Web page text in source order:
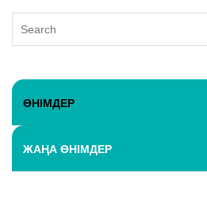
ӨНІМДЕР
ЖАҢА ӨНІМДЕР